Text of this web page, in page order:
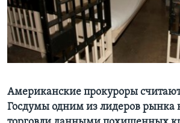
Learning English
СОЦИАЛЬНЫЕ СЕТИ
Языки
Американские прокуроры
Госдумы одним из лидеров рынка